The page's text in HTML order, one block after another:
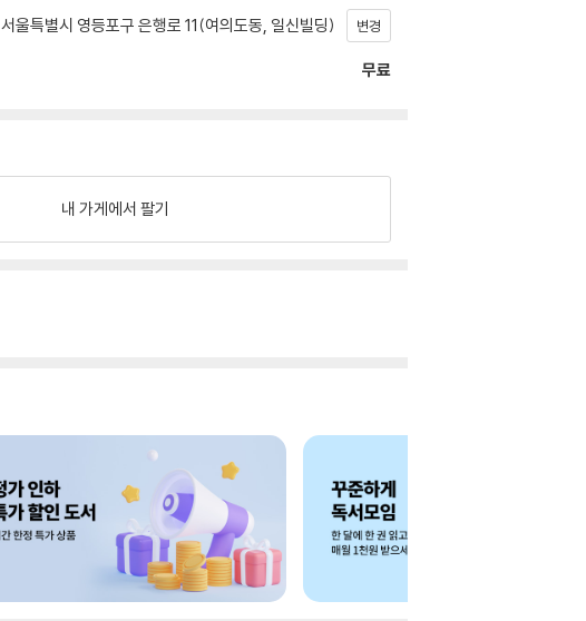
서울특별시 영등포구 은행로 11(여의도동, 일신빌딩) 변경
무료
내 가게에서 팔기